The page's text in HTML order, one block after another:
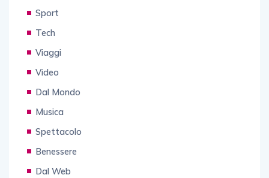
Sport
Tech
Viaggi
Video
Dal Mondo
Musica
Spettacolo
Benessere
Dal Web